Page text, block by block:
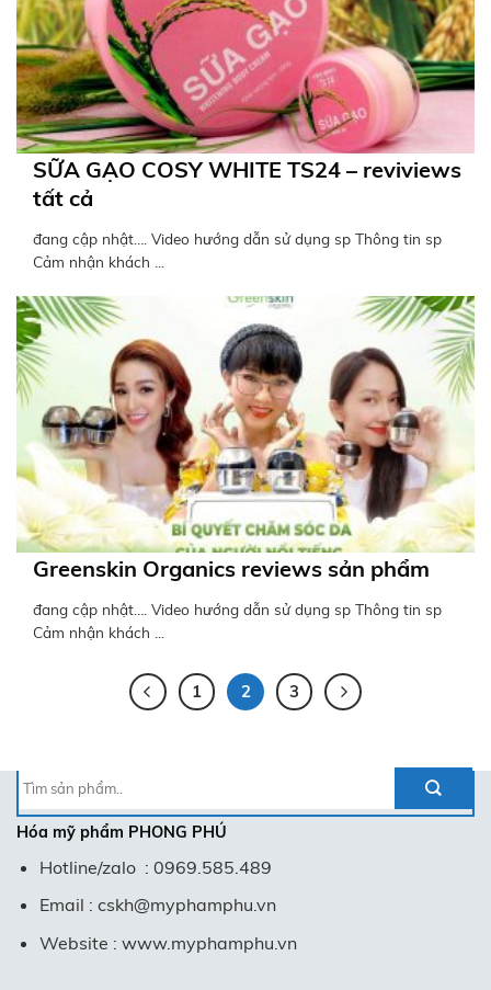
SỮA GẠO COSY WHITE TS24 – reviviews
tất cả
đang cập nhật…. Video hướng dẫn sử dụng sp Thông tin sp
Cảm nhận khách ...
Greenskin Organics reviews sản phẩm
đang cập nhật…. Video hướng dẫn sử dụng sp Thông tin sp
Cảm nhận khách ...
1 2 3
Tìm
kiếm:
Hóa mỹ phẩm PHONG PHÚ
Hotline/zalo : 0969.585.489
Email : cskh@myphamphu.vn
Website : www.myphamphu.vn